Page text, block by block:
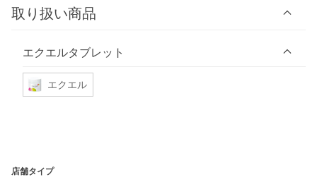
取り扱い商品
エクエルタブレット
エクエル
店舗タイプ